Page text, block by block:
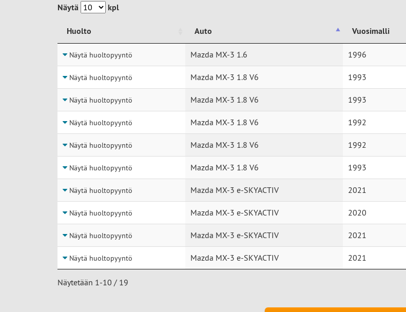
Näytä
kpl
Huolto Auto Vuosimalli
Huolto
Auto Vuosimalli
Näytä huoltopyyntö Mazda MX-3 1.6 1996
Näytä huoltopyyntö Mazda MX-3 1.8 V6 1993
Näytä huoltopyyntö Mazda MX-3 1.8 V6 1993
Näytä huoltopyyntö Mazda MX-3 1.8 V6 1992
Näytä huoltopyyntö Mazda MX-3 1.8 V6 1992
Näytä huoltopyyntö Mazda MX-3 1.8 V6 1993
Näytä huoltopyyntö Mazda MX-3 e-SKYACTIV 2021
Näytä huoltopyyntö Mazda MX-3 e-SKYACTIV 2020
Näytä huoltopyyntö Mazda MX-3 e-SKYACTIV 2021
Näytä huoltopyyntö Mazda MX-3 e-SKYACTIV 2021
Näytetään 1-10 / 19